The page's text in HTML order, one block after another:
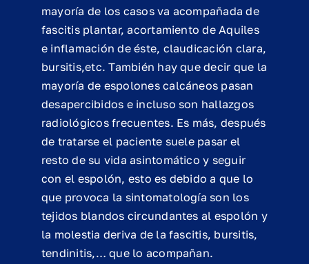
mayoría de los casos va acompañada de
fascitis plantar, acortamiento de Aquiles
e inflamación de éste, claudicación clara,
bursitis,etc. También hay que decir que la
mayoría de espolones calcáneos pasan
desapercibidos e incluso son hallazgos
radiológicos frecuentes. Es más, después
de tratarse el paciente suele pasar el
resto de su vida asintomático y seguir
con el espolón, esto es debido a que lo
que provoca la sintomatología son los
tejidos blandos circundantes al espolón y
la molestia deriva de la fascitis, bursitis,
tendinitis,… que lo acompañan.